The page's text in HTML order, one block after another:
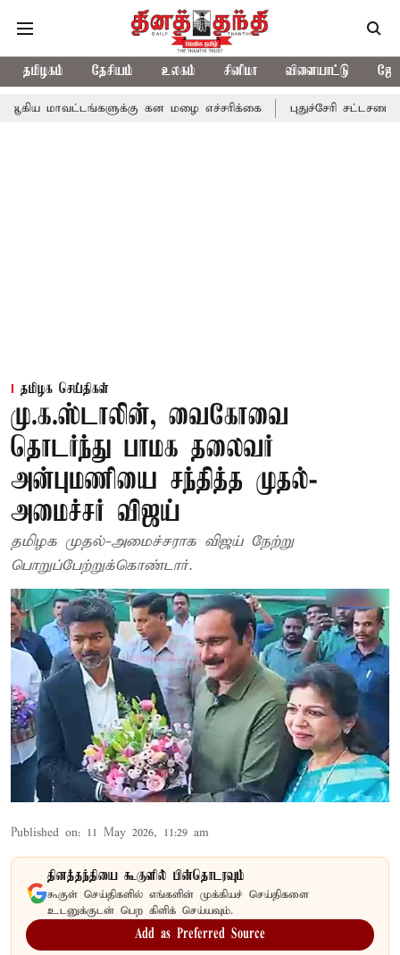
தமிழகம் தேசியம் உலகம் சினிமா விளையாட்டு
கன மழை எச்சரிக்கை புதுச்சேரி சட்டசபையில்
தமிழக செய்திகள்
மு.க.ஸ்டாலின், வைகோவை
தொடர்ந்து பாமக தலைவர்
அன்புமணியை சந்தித்த முதல்-
அமைச்சர் விஜய்
தமிழக முதல்-அமைச்சராக விஜய் நேற்று
பொறுப்பேற்றுக்கொண்டார்.
Published on: 11 May 2026, 11:29 am
தினத்தந்தியை கூகுளில் பின்தொடரவும்
கூகுள் செய்திகளில் எங்களின் முக்கியச் செய்திகளை
உடனுக்குடன் பெற கிளிக் செய்யவும்.
Add as Preferred Source